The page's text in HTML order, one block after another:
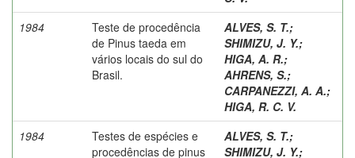
1984
Teste de procedência
de Pinus taeda em
vários locais do sul do
Brasil.
ALVES, S. T.;
SHIMIZU, J. Y.;
HIGA, A. R.;
AHRENS, S.;
CARPANEZZI, A. A.;
HIGA, R. C. V.
1984
Testes de espécies e
procedências de pinus
ALVES, S. T.;
SHIMIZU, J. Y.;